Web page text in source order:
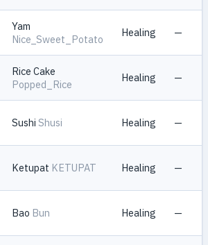
Yam
Nice_Sweet_Potato
Healing —
Rice Cake
Popped_Rice
Healing —
Sushi Shusi Healing —
Ketupat KETUPAT Healing —
Bao Bun Healing —